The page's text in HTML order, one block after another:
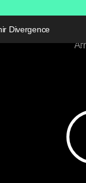
Divergence